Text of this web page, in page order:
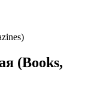
(Books,